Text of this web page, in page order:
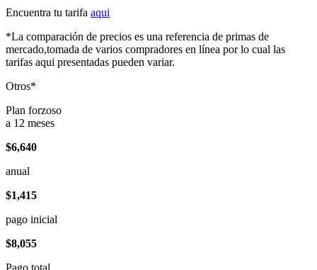
Encuentra tu tarifa aqui
*La comparación de precios es una referencia de primas de
mercado,tomada de varios compradores en línea por lo cual las
tarifas aqui presentadas pueden variar.
Otros*
Plan forzoso
a 12 meses
$6,640
anual
$1,415
pago inicial
$8,055
Pago total